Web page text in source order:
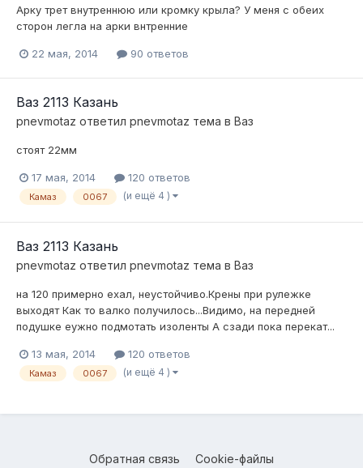
Арку трет внутреннюю или кромку крыла? У меня с обеих
сторон легла на арки внтренние
22 мая, 2014 90 ответов
Ваз 2113 Казань
pnevmotaz ответил pnevmotaz тема в Ваз
стоят 22мм
17 мая, 2014 120 ответов
Камаз 0067 (и ещё 4 )
Ваз 2113 Казань
pnevmotaz ответил pnevmotaz тема в Ваз
на 120 примерно ехал, неустойчиво.Крены при рулежке
выходят Как то валко получилось...Видимо, на передней
подушке еужно подмотать изоленты А сзади пока перекат...
13 мая, 2014 120 ответов
Камаз 0067 (и ещё 4 )
Обратная связь Cookie-файлы